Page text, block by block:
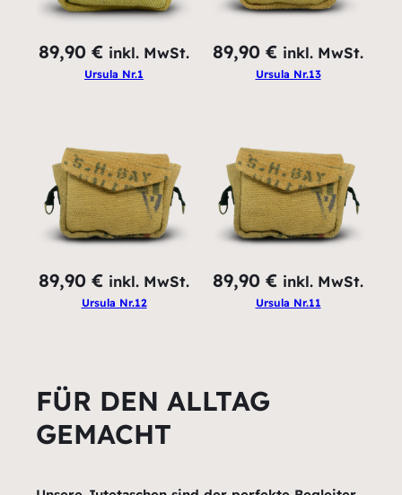
89,90 € inkl. MwSt.
Ursula Nr.1
89,90 € inkl. MwSt.
Ursula Nr.13
89,90 € inkl. MwSt.
Ursula Nr.12
89,90 € inkl. MwSt.
Ursula Nr.11
FÜR DEN ALLTAG
GEMACHT